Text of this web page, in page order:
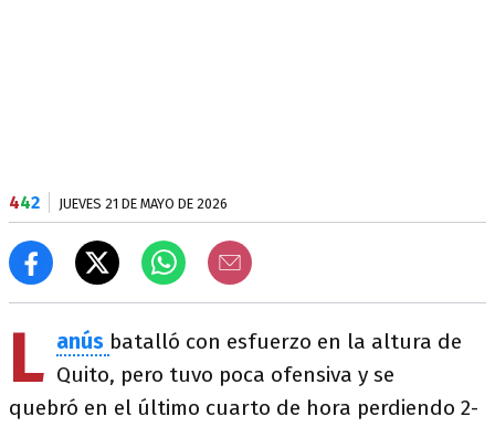
442 JUEVES 21 DE MAYO DE 2026
L anús batalló con esfuerzo en la altura de
Quito, pero tuvo poca ofensiva y se
quebró en el último cuarto de hora perdiendo 2-